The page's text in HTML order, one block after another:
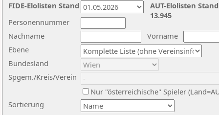
Nachname
Vorname
Ebene
Sortierung
Personennummer
Bundesland
Spgem./Kreis/Verein
Nur "österreichische" Spieler
AUT-Elolisten
13.945
FIDE-Elolisten Stand